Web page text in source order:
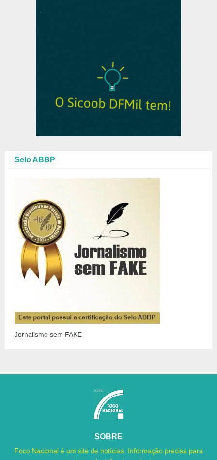
Selo ABBP
Jornalismo sem FAKE
SOBRE
Foco Nacional é um site de notícias. Informação precisa para